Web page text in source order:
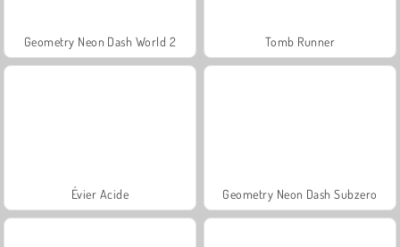
Geometry Neon Dash World 2 Tomb Runner
Évier Acide Geometry Neon Dash Subzero